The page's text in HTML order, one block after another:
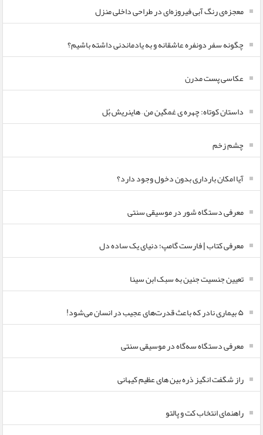
معجزه‌ی رنگ آبی فیروزه‌ای در طراحی داخلی منزل
چگونه سفر دونفره عاشقانه و به یادماندنی داشته باشیم؟
عکاسی پست مدرن
داستان کوتاه: چهره ی غمگین من – هاینریش بُل
چشم زخم
آیا امکان بارداری بدون دخول وجود دارد؟
معرفی دستگاه شور در موسیقی سنتی
معرفی کتاب | فارست گامپ؛ دنیای یک ساده دل
تعیین جنسیت جنین به سبک ابن سینا
۵ بیماری نادر که باعث قدرت‌های عجیب در انسان می‌شود!
معرفی دستگاه سه‌گاه در موسیقی سنتی
راز شگفت انگیز ذره بین های عظیم کیهانی
راهنمای انتخاب کت و پالتو